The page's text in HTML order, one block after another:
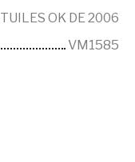
TUILES OK DE 2006
VM1585